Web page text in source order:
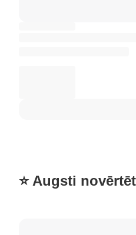
⭐ Augsti